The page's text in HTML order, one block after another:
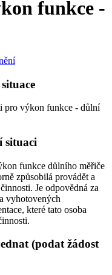
funkce -
pro výkon funkce - důlní
situaci
funkce důlního měřiče
způsobilá provádět a
Je odpovědná za
vyhotovených
které tato osoba
(podat žádost